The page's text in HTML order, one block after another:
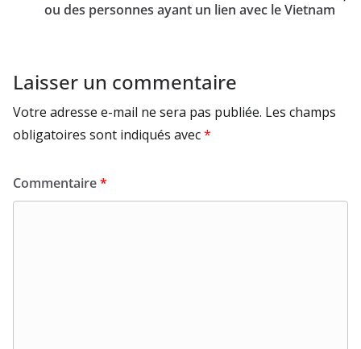
ou des personnes ayant un lien avec le Vietnam
Laisser un commentaire
Votre adresse e-mail ne sera pas publiée. Les champs
obligatoires sont indiqués avec*
Commentaire*